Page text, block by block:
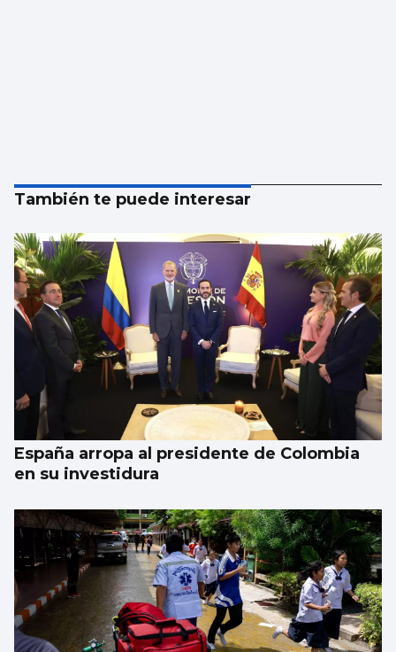
También te puede interesar
España arropa al presidente de Colombia
en su investidura